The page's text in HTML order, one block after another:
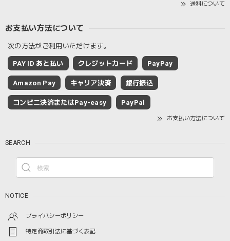
送料について
お支払い方法について
次の方法がご利用いただけます。
PAY ID あと払い クレジットカード PayPay
Amazon Pay キャリア決済 銀行振込
コンビニ決済またはPay-easy PayPal
お支払い方法について
SEARCH
NOTICE
プライバシーポリシー
特定商取引法に基づく表記